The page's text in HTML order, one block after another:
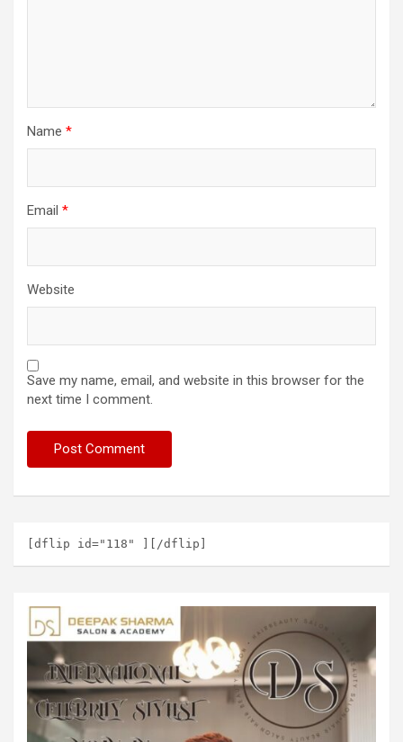
Name *
Email *
Website
Save my name, email, and website in this browser for the
next time I comment.
[dflip id="118" ][/dflip]